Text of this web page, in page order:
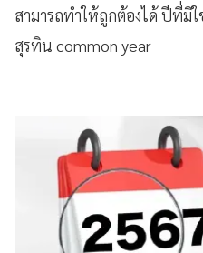
สามารถทำให้ถูกต้องได้ ปีที่มิ
สุรทิน common year